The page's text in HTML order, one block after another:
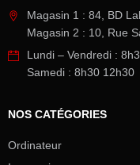
Magasin 1 : 84, BD
Magasin 2 : 10, Rue
Lundi – Vendredi :
Samedi : 8h30 12h30
NOS CATÉGORIES
Ordinateur